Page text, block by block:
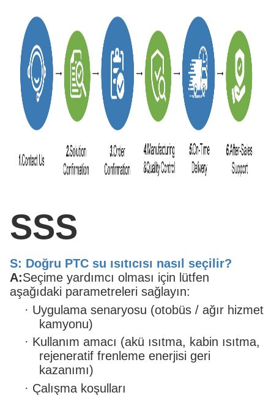
SSS
S: Doğru PTC su ısıtıcısı nasıl seçilir?
A:Seçime yardımcı olması için lütfen
aşağıdaki parametreleri sağlayın:
· Uygulama senaryosu (otobüs / ağır hizmet
kamyonu)
· Kullanım amacı (akü ısıtma, kabin ısıtma,
rejeneratif frenleme enerjisi geri
kazanımı)
· Çalışma koşulları